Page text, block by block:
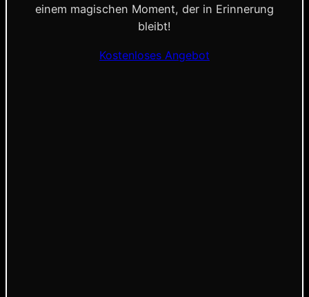
einem magischen Moment, der in Erinnerung
bleibt!
Kostenloses Angebot